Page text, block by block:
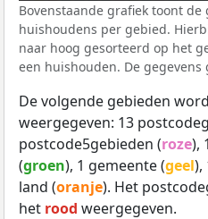
Bovenstaande grafiek toont
huishoudens per gebied.
naar hoog gesorteerd op het
een huishouden. De gegevens
De volgende gebieden
weergegeven: 13
postcode5gebieden (roze),
(groen), 1 gemeente (geel),
land (oranje). Het
het rood weergegeven.